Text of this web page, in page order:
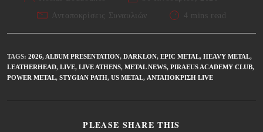
Ανταποκρίσεις Συναυλιών
4 mins read
TAGS: 2026, ALBUM PRESENTATION, DARKLON, EPIC METAL, HEAVY METAL,
LEATHERHEAD, LIVE, LIVE ATHENS, METAL NEWS, PIRAEUS ACADEMY CLUB,
POWER METAL, STYGIAN PATH, US METAL, ΑΝΤΑΠΌΚΡΙΣΗ LIVE
PLEASE SHARE THIS